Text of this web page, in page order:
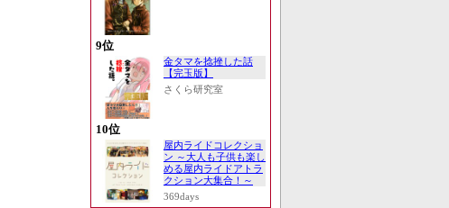
9位
金タマを捻挫した話
【完玉版】
さくら研究室
10位
屋内ライドコレクショ
ン ～大人も子供も楽し
める屋内ライドアトラ
クション大集合！～
369days